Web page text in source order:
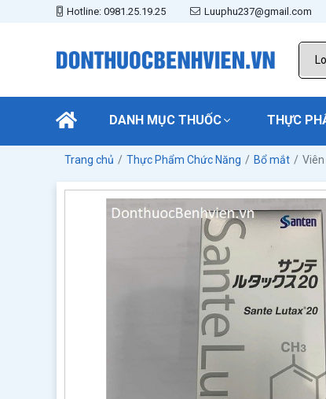
Hotline: 0981.25.19.25 Luuphu237@gmail.com
DANH MỤC THUỐC THỰC
Trang chủ Thực Phẩm Chức Năng Bổ mắt